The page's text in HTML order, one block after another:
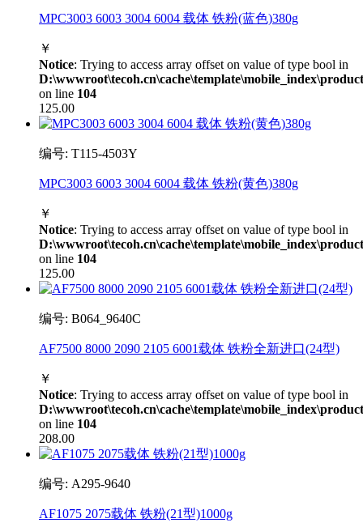
MPC3003 6003 3004 6004 载体 铁粉(蓝色)380g
￥
Notice: Trying to access array offset on value of type bool in
on line 104
125.00
编号: T115-4503Y
MPC3003 6003 3004 6004 载体 铁粉(黄色)380g
￥
Notice: Trying to access array offset on value of type bool in
on line 104
125.00
编号: B064_9640C
AF7500 8000 2090 2105 6001载体 铁粉全新进口(24型)
￥
Notice: Trying to access array offset on value of type bool in
on line 104
208.00
编号: A295-9640
AF1075 2075载体 铁粉(21型)1000g